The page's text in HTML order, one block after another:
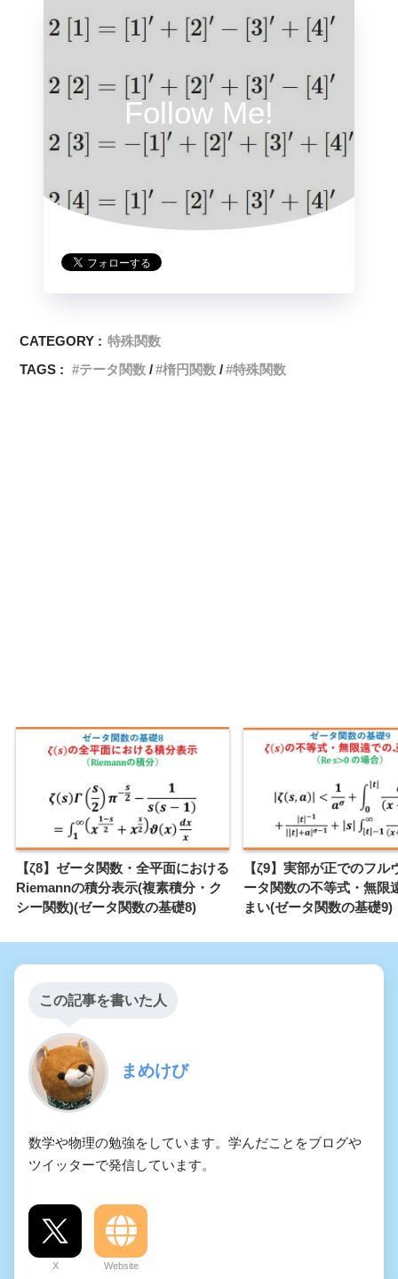
Follow Me!
CATEGORY : 特殊関数
TAGS :
テータ関数 楕円関数 特殊関数
【ζ8】ゼータ関数・全平面における
Riemannの積分表示(複素積分・ク
シー関数)(ゼータ関数の基礎8)
【ζ9】実部が正でのフル
ータ関数の不等式・無限
まい(ゼータ関数の基礎9)
この記事を書いた人
まめけび
数学や物理の勉強をしています。学んだことをブログや
ツイッターで発信しています。
X Website